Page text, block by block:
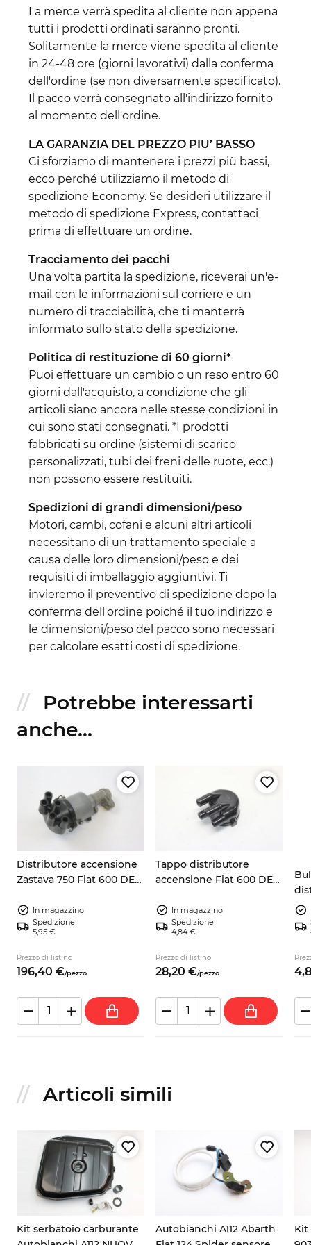
La merce verrà spedita al cliente non appena
tutti i prodotti ordinati saranno pronti.
Solitamente la merce viene spedita al cliente
in 24-48 ore (giorni lavorativi) dalla conferma
dell'ordine (se non diversamente specificato).
Il pacco verrà consegnato all'indirizzo fornito
al momento dell'ordine.
LA GARANZIA DEL PREZZO PIU’ BASSO
Ci sforziamo di mantenere i prezzi più bassi,
ecco perché utilizziamo il metodo di
spedizione Economy. Se desideri utilizzare il
metodo di spedizione Express, contattaci
prima di effettuare un ordine.
Tracciamento dei pacchi
Una volta partita la spedizione, riceverai un'e-
mail con le informazioni sul corriere e un
numero di tracciabilità, che ti manterrà
informato sullo stato della spedizione.
Politica di restituzione di 60 giorni*
Puoi effettuare un cambio o un reso entro 60
giorni dall'acquisto, a condizione che gli
articoli siano ancora nelle stesse condizioni in
cui sono stati consegnati. *I prodotti
fabbricati su ordine (sistemi di scarico
personalizzati, tubi dei freni delle ruote, ecc.)
non possono essere restituiti.
Spedizioni di grandi dimensioni/peso
Motori, cambi, cofani e alcuni altri articoli
necessitano di un trattamento speciale a
causa delle loro dimensioni/peso e dei
requisiti di imballaggio aggiuntivi. Ti
invieremo il preventivo di spedizione dopo la
conferma dell'ordine poiché il tuo indirizzo e
le dimensioni/peso del pacco sono necessari
per calcolare esatti costi di spedizione.
Potrebbe interessarti
anche...
Distributore accensione
Zastava 750 Fiat 600 DE
In magazzino
Spedizione
5,95 €
Prezzo di listino
196,40 €/pezzo
Tappo distributore
accensione Fiat 600 DE
In magazzino
Spedizione
4,84 €
Prezzo di listino
28,20 €/pezzo 4,
Articoli simili
Kit serbatoio carburante
Autobianchi A112 Abarth
Kit